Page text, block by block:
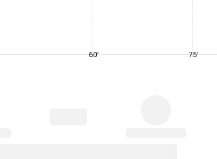
60' 75'